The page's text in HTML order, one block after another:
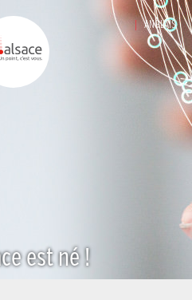
ANGLAIS
est né !